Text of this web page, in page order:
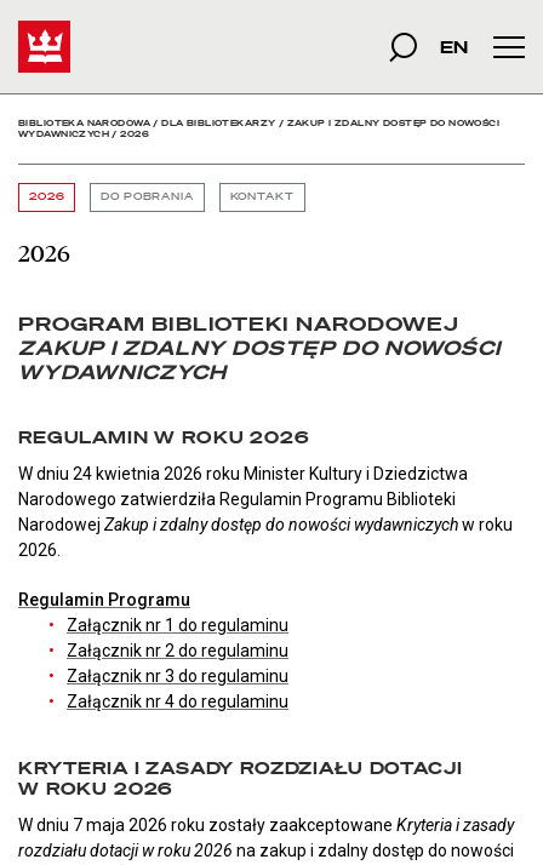
2026 - Biblioteka szukana fraza
Szukaj
EN
BIBLIOTEKA NARODOWA/DLA BIBLIOTEKARZY / ZAKUP I ZDALNY DOSTĘP DO NOWOŚCI
WYDAWNICZYCH /2026
2026 DO POBRANIA KONTAKT
2026
PROGRAM BIBLIOTEKI NARODOWEJ
ZAKUP I ZDALNY DOSTĘP DO NOWOŚCI
WYDAWNICZYCH
REGULAMIN W ROKU 2026
W dniu 24 kwietnia 2026 roku Minister Kultury i Dziedzictwa
Narodowego zatwierdziła Regulamin Programu Biblioteki
Narodowej Zakup i zdalny dostęp do nowości wydawniczychw roku
2026.
Regulamin Programu
Załącznik nr 1 do regulaminu
Załącznik nr 2 do regulaminu
Załącznik nr 3 do regulaminu
Załącznik nr 4 do regulaminu
KRYTERIA I ZASADY ROZDZIAŁU DOTACJI
W ROKU 2026
W dniu 7 maja 2026 roku zostały zaakceptowane Kryteria i zasady
rozdziału dotacji w roku 2026 na zakup i zdalny dostęp do nowości